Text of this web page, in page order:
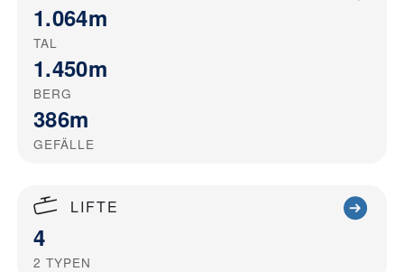
1.064m
TAL
1.450m
BERG
386m
GEFÄLLE
LIFTE
4
2 TYPEN